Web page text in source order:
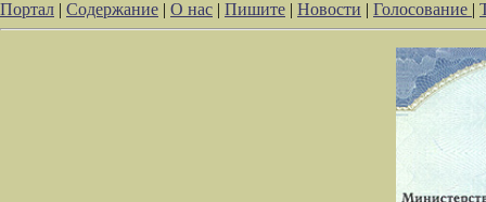
Портал | Содержание | О нас | Пишите | Новости | Голосование |